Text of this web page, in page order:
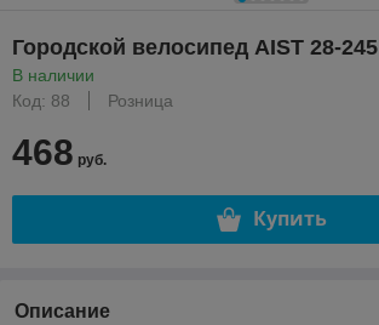
Городской велосипед AIST 28-245
В наличии
Код: 88
Розница
468 руб.
Купить
Описание